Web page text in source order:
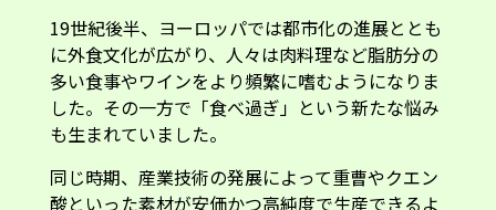
19世紀後半、ヨーロッパでは都市化の進展ととも
に外食文化が広がり、人々は肉料理など脂肪分の
多い食事やワインをより頻繁に嗜むようになりま
した。その一方で「食べ過ぎ」という新たな悩み
も生まれていました。
同じ時期、産業技術の発展によって重曹やクエン
酸といった素材が安価かつ高純度で生産できるよ